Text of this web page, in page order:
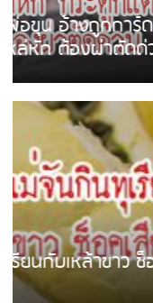
ชาวเน็ตสวดยั
หน้าพ่อขุนฯ พ
ชาวเน็ตฮา! รถ
แล้วหนี พบเสา